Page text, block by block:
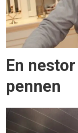
En
pennen